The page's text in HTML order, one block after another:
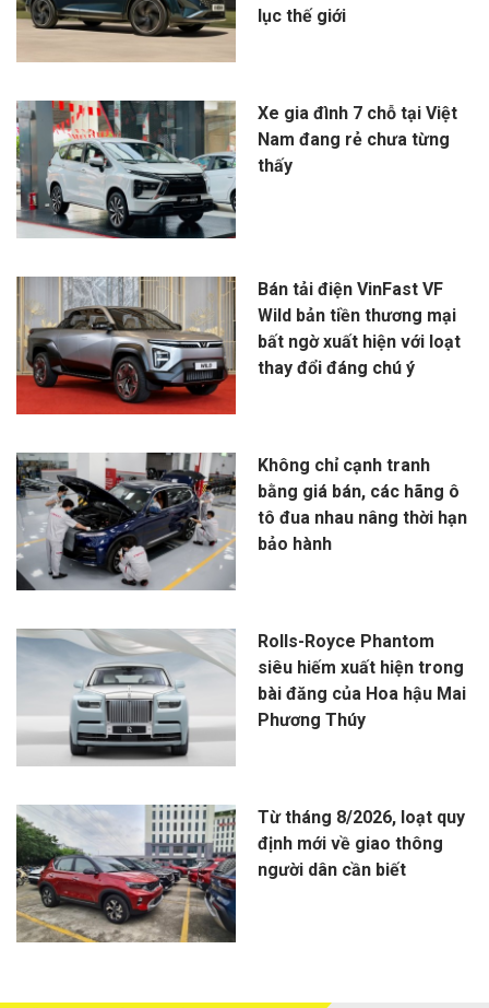
lục thế giới
Xe gia đình 7 chỗ tại Việt
Nam đang rẻ chưa từng
thấy
Bán tải điện VinFast VF
Wild bản tiền thương mại
bất ngờ xuất hiện với loạt
thay đổi đáng chú ý
Không chỉ cạnh tranh
bằng giá bán, các hãng ô
tô đua nhau nâng thời hạn
bảo hành
Rolls-Royce Phantom
siêu hiếm xuất hiện trong
bài đăng của Hoa hậu Mai
Phương Thúy
Từ tháng 8/2026, loạt quy
định mới về giao thông
người dân cần biết